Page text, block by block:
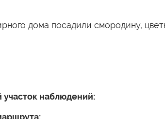
дома посадили смородину,
наблюдений: